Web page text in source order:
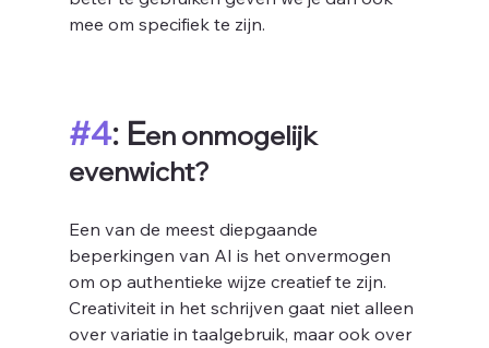
mee om specifiek te zijn.
#4: Een onmogelijk
evenwicht?
Een van de meest diepgaande
beperkingen van AI is het onvermogen
om op authentieke wijze creatief te zijn.
Creativiteit in het schrijven gaat niet alleen
over variatie in taalgebruik, maar ook over